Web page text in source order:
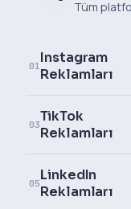
Tüm
01 Instagram
Reklamları
03TikTok
Reklamları
05LinkedIn
Reklamları